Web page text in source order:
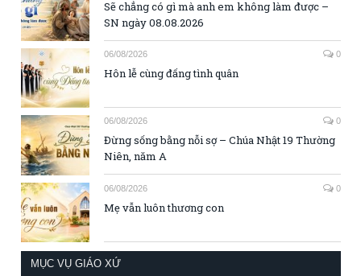
Sẽ chẳng có gì mà anh em không làm được –
SN ngày 08.08.2026
06/08/2026 0
Hôn lễ cùng đấng tình quân
06/08/2026 0
Đừng sống bằng nỗi sợ – Chúa Nhật 19 Thường
Niên, năm A
06/08/2026 0
Mẹ vẫn luôn thương con
MỤC VỤ GIÁO XỨ